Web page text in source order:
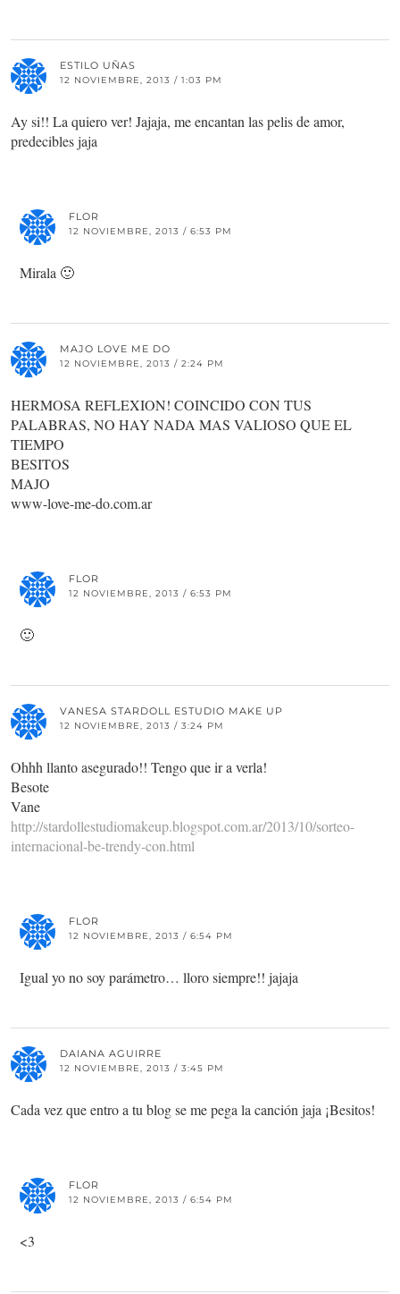
ESTILO UÑAS
12 NOVIEMBRE, 2013 / 1:03 PM
Ay si!! La quiero ver! Jajaja, me encantan las pelis de amor,
predecibles jaja
FLOR
12 NOVIEMBRE, 2013 / 6:53 PM
Mirala 🙂
MAJO LOVE ME DO
12 NOVIEMBRE, 2013 / 2:24 PM
HERMOSA REFLEXION! COINCIDO CON TUS
PALABRAS, NO HAY NADA MAS VALIOSO QUE EL
TIEMPO
BESITOS
MAJO
www-love-me-do.com.ar
FLOR
12 NOVIEMBRE, 2013 / 6:53 PM
🙂
VANESA STARDOLL ESTUDIO MAKE UP
12 NOVIEMBRE, 2013 / 3:24 PM
Ohhh llanto asegurado!! Tengo que ir a verla!
Besote
Vane
http://stardollestudiomakeup.blogspot.com.ar/2013/10/sorteo-
internacional-be-trendy-con.html
FLOR
12 NOVIEMBRE, 2013 / 6:54 PM
Igual yo no soy parámetro… lloro siempre!! jajaja
DAIANA AGUIRRE
12 NOVIEMBRE, 2013 / 3:45 PM
Cada vez que entro a tu blog se me pega la canción jaja ¡Besitos!
FLOR
12 NOVIEMBRE, 2013 / 6:54 PM
<3